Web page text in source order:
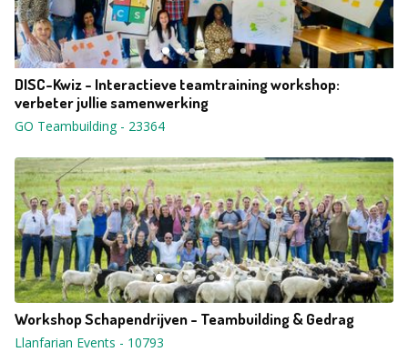
DISC-Kwiz - Interactieve teamtraining workshop:
verbeter jullie samenwerking
GO Teambuilding- 23364
Workshop Schapendrijven - Teambuilding & Gedrag
Llanfarian Events - 10793